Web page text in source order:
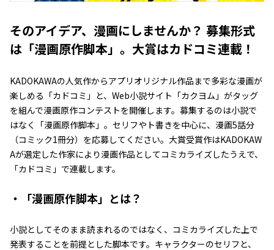
そのアイデア、漫画にしませんか？ 募集形式
は「漫画原作脚本」。大賞はカドコミ連載！
KADOKAWAの人気作からアプリオリジナル作品まで多彩な漫画が
楽しめる「カドコミ」と、Web小説サイト「カクヨム」がタッグ
を組んで漫画原作コンテストを開催します。募集するのは小説で
はなく「漫画原作脚本」。セリフやト書きを中心に、漫画5話分
（コミック1冊分）を応募してください。大賞受賞作はKADOKAW
Aが選定した作家により漫画作品としてコミカライズしたうえで、
「カドコミ」で連載します。
・「漫画原作脚本」とは？
小説としてそのまま読まれるのではなく、コミカライズした上で
発表することを前提とした脚本です。キャラクターのセリフと、